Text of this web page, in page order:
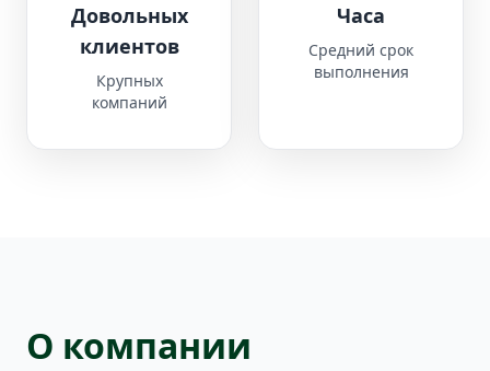
Довольных
клиентов
Крупных
компаний
Часа
Средний срок
выполнения
О компании